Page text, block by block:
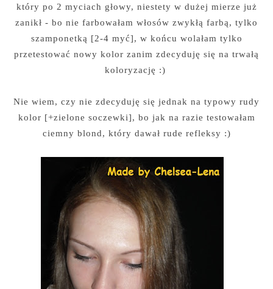
który po 2 myciach głowy, niestety w dużej mierze już
zanikł - bo nie farbowałam włosów zwykłą farbą, tylko
szamponetką [2-4 myć], w końcu wolałam tylko
przetestować nowy kolor zanim zdecyduję się na trwałą
koloryzację :)
Nie wiem, czy nie zdecyduję się jednak na typowy rudy
kolor [+zielone soczewki], bo jak na razie testowałam
ciemny blond, który dawał rude refleksy :)